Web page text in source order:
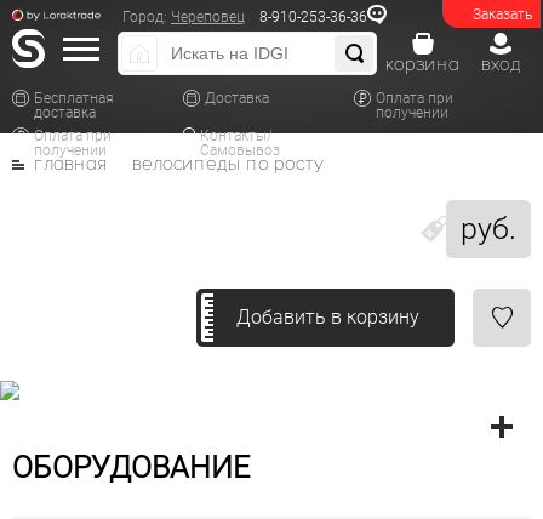
Заказать
Город: Череповец 8-910-253-36-36
Бесплатная
доставка
Доставка
Оплата при
получении
Оплата при
получении
Контакты/
Самовывоз
вход
корзина
руб.
главная велосипеды по росту
Добавить в корзину
ОБОРУДОВАНИЕ